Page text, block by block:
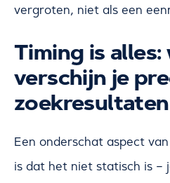
vergroten, niet als een
Timing is alles:
verschijn je
Een onderschat aspect
is dat het niet statisch is –